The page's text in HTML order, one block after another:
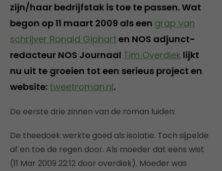
zijn/haar bedrijfstak is toe te passen. Wat
begon op 11 maart 2009 als een grap van
schrijver Ronald Giphart en NOS adjunct-
redacteur NOS Journaal Tim Overdiek lijkt
nu uit te groeien tot een serieus project en
website: tweetroman.nl.
De eerste drie zinnen van de roman luiden:
De theedoek werkte goed als isolatie. Toch sijpelde
af en toe de regen door. Als moeder dat eens wist
(11 Mar 2009 22:12 door overdiek). Moeder was